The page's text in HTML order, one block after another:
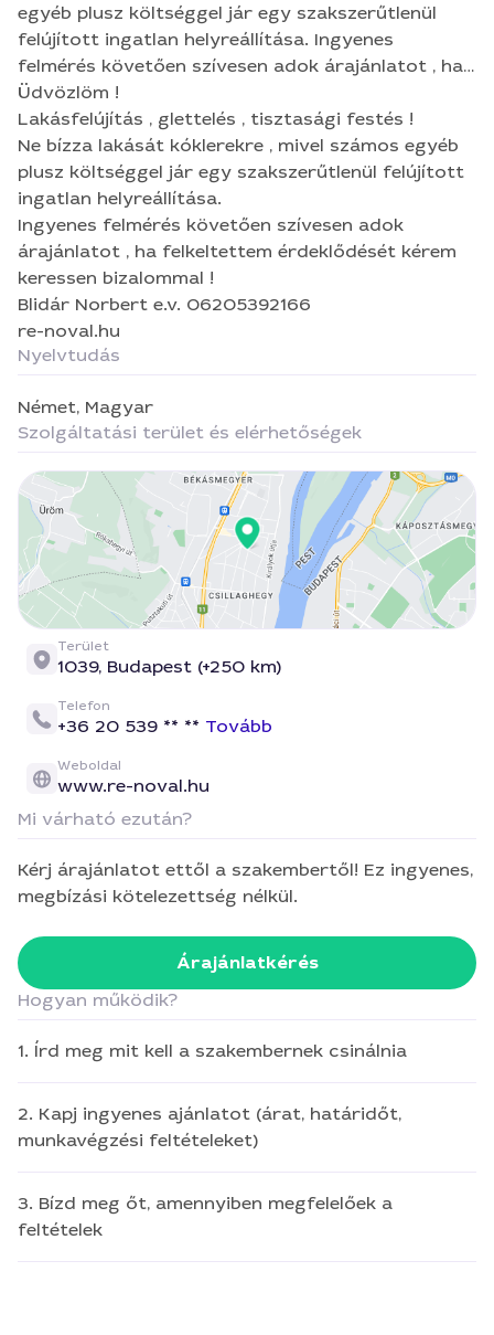
egyéb plusz költséggel jár egy szakszerűtlenül
felújított ingatlan helyreállítása. Ingyenes
felmérés követően szívesen adok árajánlatot , ha
felkeltettem érdeklődését kérem keressen
bizalommal ! Blidár Norbert e.v. 06205392166 re-
noval.hu
Üdvözlöm !
Lakásfelújítás , glettelés , tisztasági festés !
Ne bízza lakását kóklerekre , mivel számos egyéb
plusz költséggel jár egy szakszerűtlenül felújított
ingatlan helyreállítása.
Ingyenes felmérés követően szívesen adok
árajánlatot , ha felkeltettem érdeklődését kérem
keressen bizalommal !
Blidár Norbert e.v. 06205392166
re-noval.hu
Nyelvtudás
Német, Magyar
Szolgáltatási terület és elérhetőségek
Terület
1039, Budapest (+250 km)
Telefon
+36 20 539 ** ** Tovább
Weboldal
www.re-noval.hu
Mi várható ezután?
Kérj árajánlatot ettől a szakembertől! Ez ingyenes,
megbízási kötelezettség nélkül.
Árajánlatkérés
Hogyan működik?
1. Írd meg mit kell a szakembernek csinálnia
2. Kapj ingyenes ajánlatot (árat, határidőt,
munkavégzési feltételeket)
3. Bízd meg őt, amennyiben megfelelőek a
feltételek